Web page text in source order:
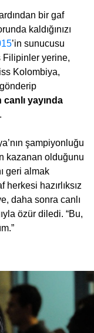
bir gaf
kaldığınızı
’in sunucusu
Filipinler yerine,
Kolombiya,
yayında
şampiyonluğu
kazanan olduğunu
geri almak
herkesi hazırlıksız
daha sonra canlı
özür diledi. “Bu,